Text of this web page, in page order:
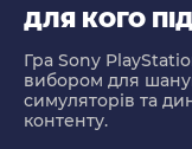
ДЛЯ КОГО
Гра Sony
вибором для
симуляторів та
контенту.